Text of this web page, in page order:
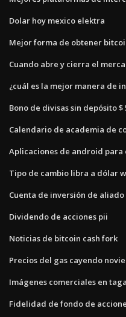
Dolar hoy mexico elektra
Mejor forma de obtener
Cuando abre y cierra el
¿cuál es la mejor manera de
Bono de divisas sin depósito $
Calendario de academia de
Aplicaciones de android
Tipo de cambio libra a dólar
Cuenta de inversión de
Dividendo de acciones pii
Noticias de bitcoin cash fork
Precios del gas cayendo
Imágenes comerciales en
Fidelidad de fondo de